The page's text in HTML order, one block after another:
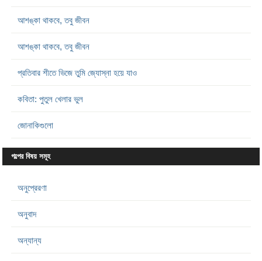
আশঙ্কা থাকবে, তবু জীবন
আশঙ্কা থাকবে, তবু জীবন
প্রতিবার শীতে ভিজে তুমি জ্যোস্না হয়ে যাও
কবিতা: পুতুল খেলার ভুল
জোনাকিগুলো
গল্পের বিষয় সমূহ
অনুপ্রেরণা
অনুবাদ
অন্যান্য